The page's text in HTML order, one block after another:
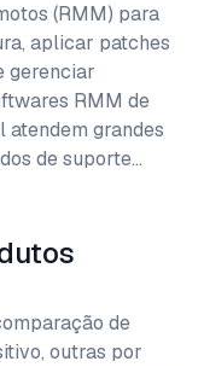
(RMM) para
aplicar patches
gerenciar
RMM de
grandes
de suporte…
de
outras por